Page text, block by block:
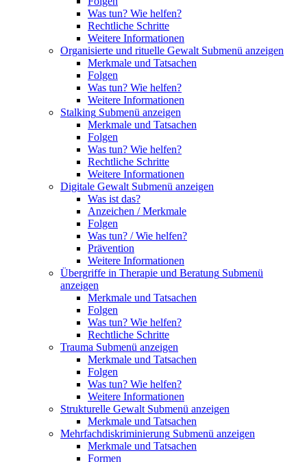
Was tun? Wie helfen?
Rechtliche Schritte
Weitere Informationen
Organisierte und rituelle Gewalt Submenü anzeigen
Merkmale und Tatsachen
Folgen
Was tun? Wie helfen?
Weitere Informationen
Stalking Submenü anzeigen
Merkmale und Tatsachen
Folgen
Was tun? Wie helfen?
Rechtliche Schritte
Weitere Informationen
Digitale Gewalt Submenü anzeigen
Was ist das?
Anzeichen / Merkmale
Folgen
Was tun? / Wie helfen?
Prävention
Weitere Informationen
Übergriffe in Therapie und Beratung Submenü
anzeigen
Merkmale und Tatsachen
Folgen
Was tun? Wie helfen?
Rechtliche Schritte
Trauma Submenü anzeigen
Merkmale und Tatsachen
Folgen
Was tun? Wie helfen?
Weitere Informationen
Strukturelle Gewalt Submenü anzeigen
Merkmale und Tatsachen
Mehrfachdiskriminierung Submenü anzeigen
Merkmale und Tatsachen
Formen